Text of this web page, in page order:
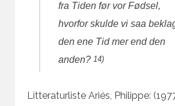
fra Tiden før vor Fødsel,
hvorfor skulde vi saa
den ene Tid mer end den
anden? 14)
Litteraturliste Ariés, Philippe: